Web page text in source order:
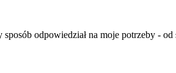
odpowiedział na moje potrzeby -